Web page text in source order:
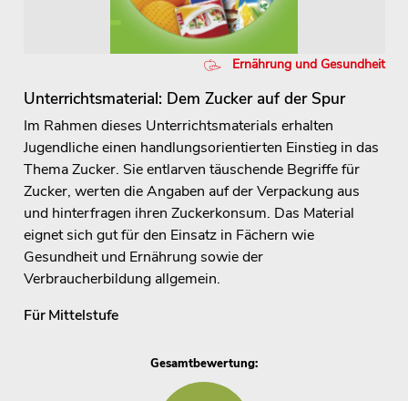
Ernährung und Gesundheit
Unterrichtsmaterial: Dem Zucker auf der Spur
Im Rahmen dieses Unterrichtsmaterials erhalten
Jugendliche einen handlungsorientierten Einstieg in das
Thema Zucker. Sie entlarven täuschende Begriffe für
Zucker, werten die Angaben auf der Verpackung aus
und hinterfragen ihren Zuckerkonsum. Das Material
eignet sich gut für den Einsatz in Fächern wie
Gesundheit und Ernährung sowie der
Verbraucherbildung allgemein.
Für Mittelstufe
Gesamtbewertung: